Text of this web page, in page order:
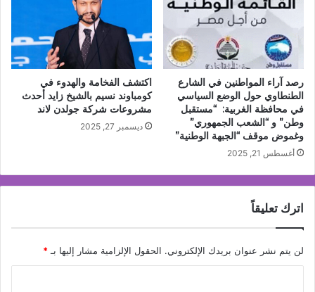
رصد آراء المواطنين في الشارع
الطنطاوي حول الوضع السياسي
في محافظة الغربية: “مستقبل
وطن” و “الشعب الجمهوري”
وغموض موقف “الجبهة الوطنية”
أغسطس 21, 2025
اكتشف الفخامة والهدوء في
كومباوند نسيم بالشيخ زايد أحدث
مشروعات شركة جولدن لاند
ديسمبر 27, 2025
اترك تعليقاً
لن يتم نشر عنوان بريدك الإلكتروني. الحقول الإلزامية مشار إليها بـ*